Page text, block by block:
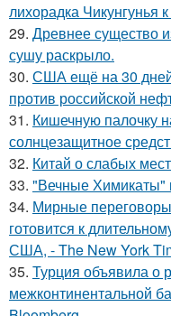
лихорадка Чикунгунья
29. Древнее существо
сушу раскрыло.
30. США ещё на 30 дней
против российской
31. Кишечную палочку
солнцезащитное
32. Китай о слабых
33. "Вечные Химикаты"
34. Мирные
готовится к
США, - The New York
35. Турция объявила о
межконтинентальной